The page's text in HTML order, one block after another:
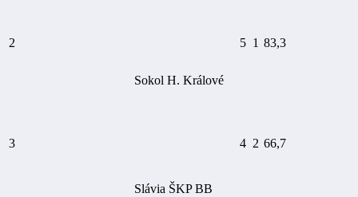
2
Sokol H. Králové
5 1 83,3
3
Slávia ŠKP BB
4 2 66,7